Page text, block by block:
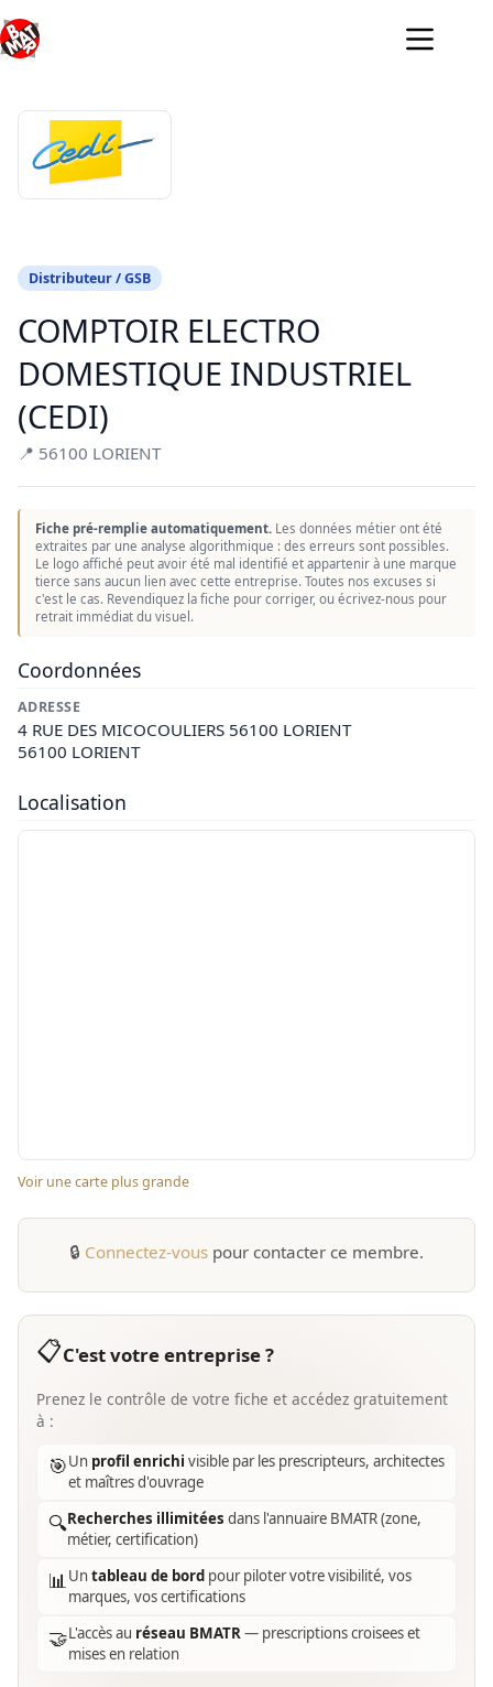
au
contenu
Distributeur / GSB
COMPTOIR ELECTRO
DOMESTIQUE INDUSTRIEL
(CEDI)
📍 56100 LORIENT
Fiche pré-remplie automatiquement. Les données métier ont été
extraites par une analyse algorithmique : des erreurs sont possibles.
Le logo affiché peut avoir été mal identifié et appartenir à une marque
tierce sans aucun lien avec cette entreprise. Toutes nos excuses si
c'est le cas. Revendiquez la fiche pour corriger, ou écrivez-nous pour
retrait immédiat du visuel.
Coordonnées
ADRESSE
4 RUE DES MICOCOULIERS 56100 LORIENT
56100 LORIENT
Localisation
Voir une carte plus grande
🔒 Connectez-vous pour contacter ce membre.
📋C'est votre entreprise ?
Prenez le contrôle de votre fiche et accédez gratuitement
à :
🎯Un profil enrichi visible par les prescripteurs, architectes
et maîtres d'ouvrage
🔍Recherches illimitées dans l'annuaire BMATR (zone,
métier, certification)
📊Untableau de bord pour piloter votre visibilité, vos
marques, vos certifications
🤝L'accès au réseau BMATR— prescriptions croisees et
mises en relation